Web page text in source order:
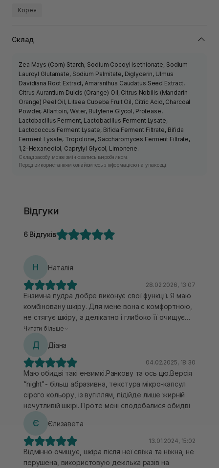
Корея
Склад
Zea Mays (Corn) Starch, Sodium Cocoyl Isethionate, Sodium
Lauroyl Glutamate, Sodium Palmitate, Diglycerin, Ulmus
Davidiana Root Extract, Amaranthus Caudatus Seed Extract,
Citrus Aurantium Dulcis (Orange) Oil, Citrus Nobilis (Mandarin
Orange) Peel Oil, Litsea Cubeba Fruit Oil, Citric Acid, Charcoal
Powder, Allantoin, Water, Butylene Glycol, Protease,
Lactobacillus Ferment, Lactobacillus Ferment Lysate,
Lactococcus Ferment Lysate, Bifida Ferment Filtrate, Bifida
Ferment Lysate, Tropolone, Saccharomyces Ferment Filtrate,
1,2-Hexanediol, Caprylyl Glycol, Limonene.
Склад засобу може змінюватись виробником.
Перед використанням ознайомтесь з інформацією на упаковці.
Відгуки
6 Відгуків
Н Наталія
28.02.2026, 13:07
Ензимна пудра добре виконує свої функції. Я маю
комбіновану шкіру. Для мене вона є комфортною,
не стягує шкіру, а делікатно і глибоко її очищує
(пори чистенькі і їх менш помітно). Хочу відмітити,
використання раз на тиждень. Рекомендую,
задоволена!
Читати більше
Д Діана
04.02.2025, 18:30
Маю обидві такі ензимкі.Ранкову та ось цю.Версія
“night"- більш абразивна, текстура мікро-капсул
сірого кольору, із вугіллям, підійде лише жирній
нечутливій шкірі. Проте мені сподобалися обидві
Є Єлизавета
13.01.2024, 15:02
Відмінно очищує, шкіра після неї свіжа та ніжна, не
перушена, використовую декілька разів на